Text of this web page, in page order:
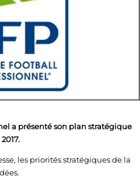
a présenté son plan stratégique
les priorités stratégiques de la